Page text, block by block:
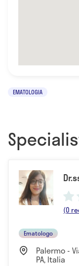
EMATOLOGIA
(0
Ematologo
Palermo -
PA, Italia